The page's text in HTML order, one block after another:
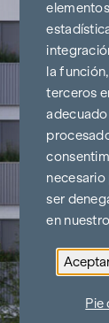
la
terceros
necesario
ser
en
Pie